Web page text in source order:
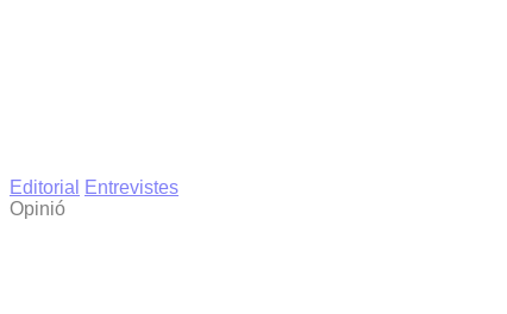
Editorial
Entrevistes
Opinió